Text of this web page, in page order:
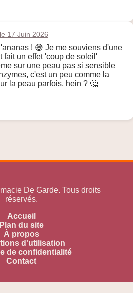
17 Juin 2026
! 😅 Je me souviens d'une
fait un effet 'coup de soleil'
sur une peau pas si sensible
c'est un peu comme la
la peau parfois, hein ? 🤔
De Garde. Tous droits
réservés.
Accueil
Plan du site
À propos
d'utilisation
de confidentialité
Contact